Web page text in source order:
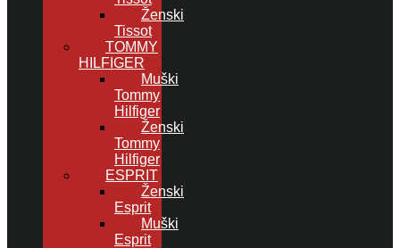
Ženski
Tissot
TOMMY
HILFIGER
Muški
Tommy
Hilfiger
Ženski
Tommy
Hilfiger
ESPRIT
Ženski
Esprit
Muški
Esprit